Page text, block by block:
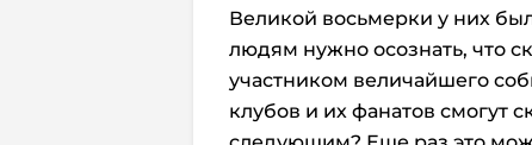
Великой восьмерки у них
людям нужно осознать, что
участником величайшего
клубов и их фанатов смогут